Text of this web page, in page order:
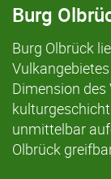
Burg
Burg Olbrück
Dimension
unmittelbar
Olbrück